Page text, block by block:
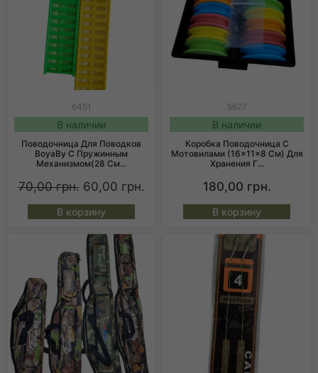
6451
В наличии
Поводочница Для Поводков
BoyaBy С Пружинным
Механизмом(28 См...
70,00грн. 60,00 грн.
В корзину
5677
В наличии
Коробка Поводочница С
Мотовилами (16×11×8 См) Для
Хранения Г...
180,00 грн.
В корзину